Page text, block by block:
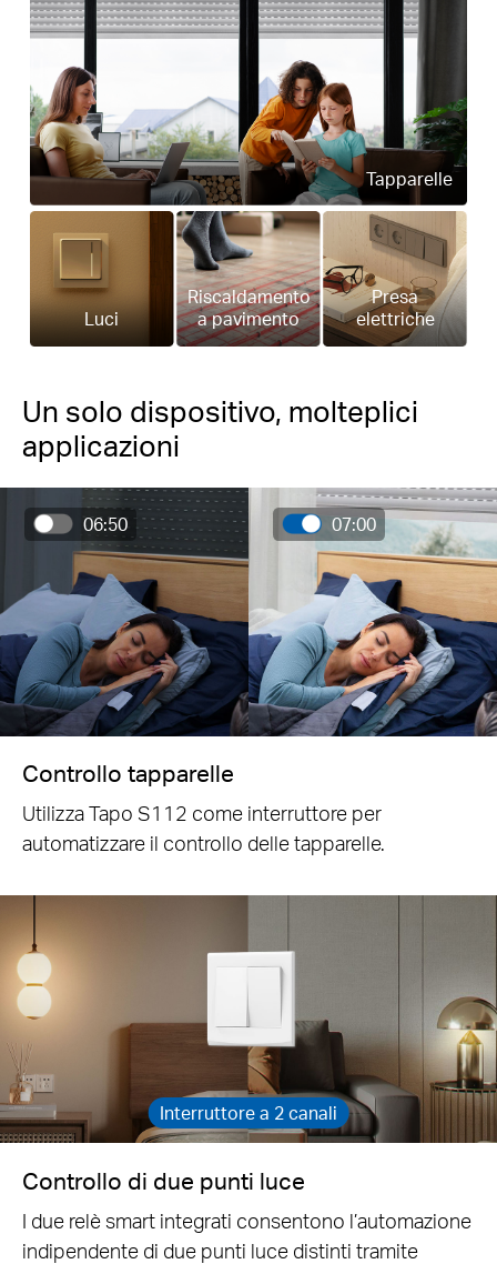
Tapparelle
Luci
Riscaldamento
a pavimento
Presa
elettriche
Un solo dispositivo, molteplici
applicazioni
06:50 07:00
Controllo tapparelle
Utilizza Tapo S112 come interruttore per
automatizzare il controllo delle tapparelle.
Interruttore a 2 canali
Controllo di due punti luce
I due relè smart integrati consentono l’automazione
indipendente di due punti luce distinti tramite